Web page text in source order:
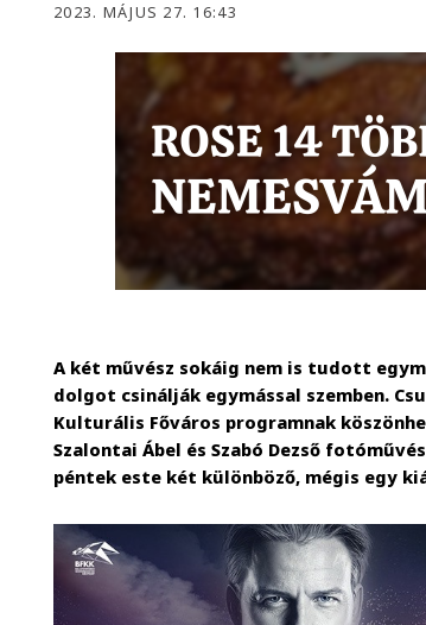
2023. MÁJUS 27. 16:43
A két művész sokáig nem is tudott
dolgot csinálják egymással szemben.
Kulturális Főváros programnak
Szalontai Ábel és Szabó Dezső
péntek este két különböző, mégis egy